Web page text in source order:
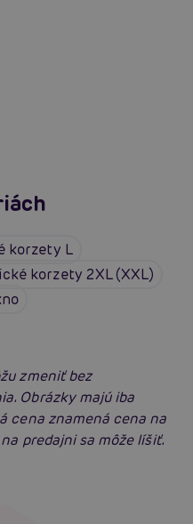
korzety L
korzety 2XL (XXL)
zmeniť bez
Obrázky majú iba
cena znamená cena na
predajni sa môže líšiť.
Sexiómov